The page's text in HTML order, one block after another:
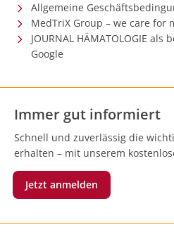
Allgemeine
MedTriX Group – we care for
JOURNAL HÄMATOLOGIE
Google
Immer gut informiert
Schnell und zuverlässig die
erhalten – mit unserem
Jetzt anmelden